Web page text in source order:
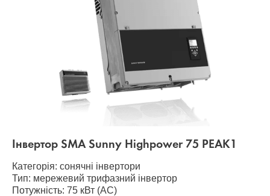
Інвертор SMA Sunny Highpower 75 PEAK1
Категорія: сонячні інвертори
Тип: мережевий трифазний інвертор
Потужність: 75 кВт (AC)